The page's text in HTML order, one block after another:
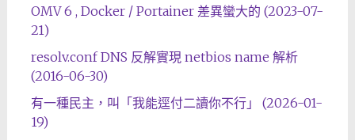
OMV 6 , Docker / Portainer 差異蠻大的 (2023-07-
21)
resolv.conf DNS 反解實現 netbios name 解析
(2016-06-30)
有一種民主，叫「我能逕付二讀你不行」 (2026-01-
19)